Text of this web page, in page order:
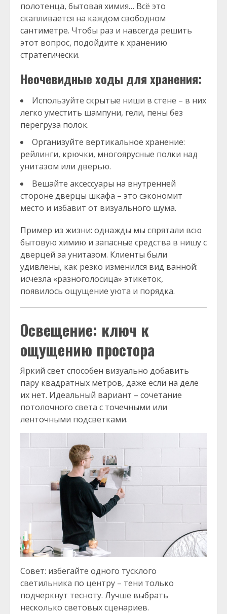
полотенца, бытовая химия… Всё это
скапливается на каждом свободном
сантиметре. Чтобы раз и навсегда решить
этот вопрос, подойдите к хранению
стратегически.
Неочевидные ходы для хранения:
Используйте скрытые ниши в стене – в них
легко уместить шампуни, гели, пены без
перегруза полок.
Организуйте вертикальное хранение:
рейлинги, крючки, многоярусные полки над
унитазом или дверью.
Вешайте аксессуары на внутренней
стороне дверцы шкафа – это сэкономит
место и избавит от визуального шума.
Пример из жизни: однажды мы спрятали всю
бытовую химию и запасные средства в нишу с
дверцей за унитазом. Клиенты были
удивлены, как резко изменился вид ванной:
исчезла «разноголосица» этикеток,
появилось ощущение уюта и порядка.
Освещение: ключ к
ощущению простора
Яркий свет способен визуально добавить
пару квадратных метров, даже если на деле
их нет. Идеальный вариант – сочетание
потолочного света с точечными или
ленточными подсветками.
Совет: избегайте одного тусклого
светильника по центру – тени только
подчеркнут тесноту. Лучше выбрать
несколько световых сценариев.